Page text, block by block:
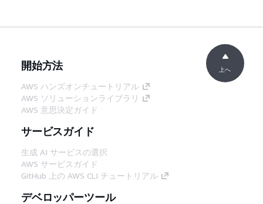
開始方法
AWS ハンズオンチュートリアル
AWS ソリューションライブラリ
AWS 意思決定ガイド
サービスガイド
生成 AI サービスの選択
AWS サービスガイド
GitHub 上の AWS CLI チュートリアル
デベロッパーツール
上へ